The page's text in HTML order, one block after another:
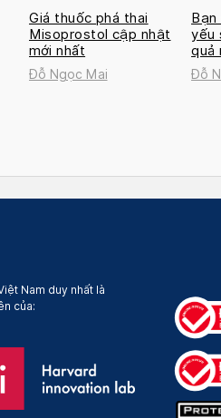
Giá thuốc phá thai
Misoprostol cập nhật
mới nhất
Đỗ Ngọc Mai
yếu
quả
Đỗ
Nam duy nhất là
của: